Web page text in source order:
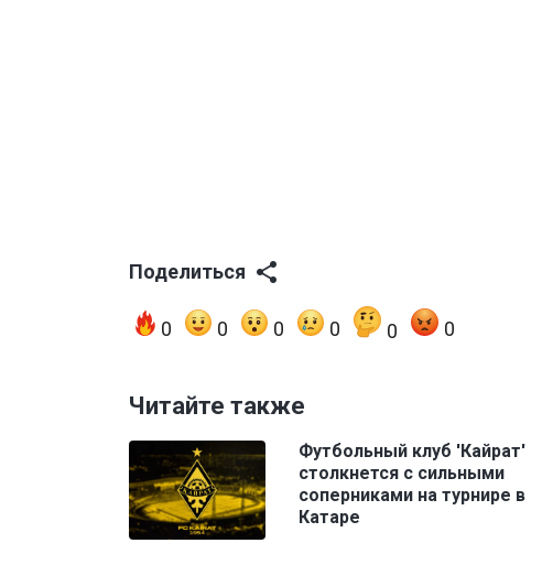
Поделиться
0 0 0 0 0 0
Читайте также
Футбольный клуб 'Кайрат'
столкнется с сильными
соперниками на турнире в
Катаре